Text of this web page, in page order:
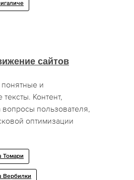
сайтов
и
Контент,
пользователя,
оптимизации
Томари
Вербилки